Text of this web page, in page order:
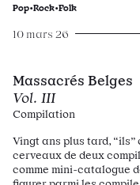
Pop•Rock•Folk
10 mars 26
Massacrés Belges
Vol. III
Compilation
Vingt ans plus tard, “ils”
cerveaux de deux
comme mini-catalogue